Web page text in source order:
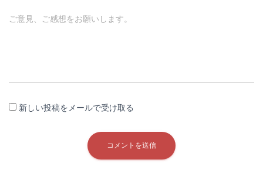
ご意見、ご感想をお願いします。
新しい投稿をメールで受け取る